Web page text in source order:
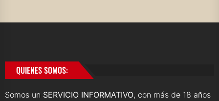
QUIENES SOMOS:
Somos un SERVICIO INFORMATIVO, con más de 18 años